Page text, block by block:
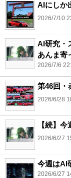
AIにしか
2026/7/10
AI研究・
あんま寄
2026/7/6
第46回・
2026/6/28
【続】
2026/6/27
今週はAI
2026/6/27